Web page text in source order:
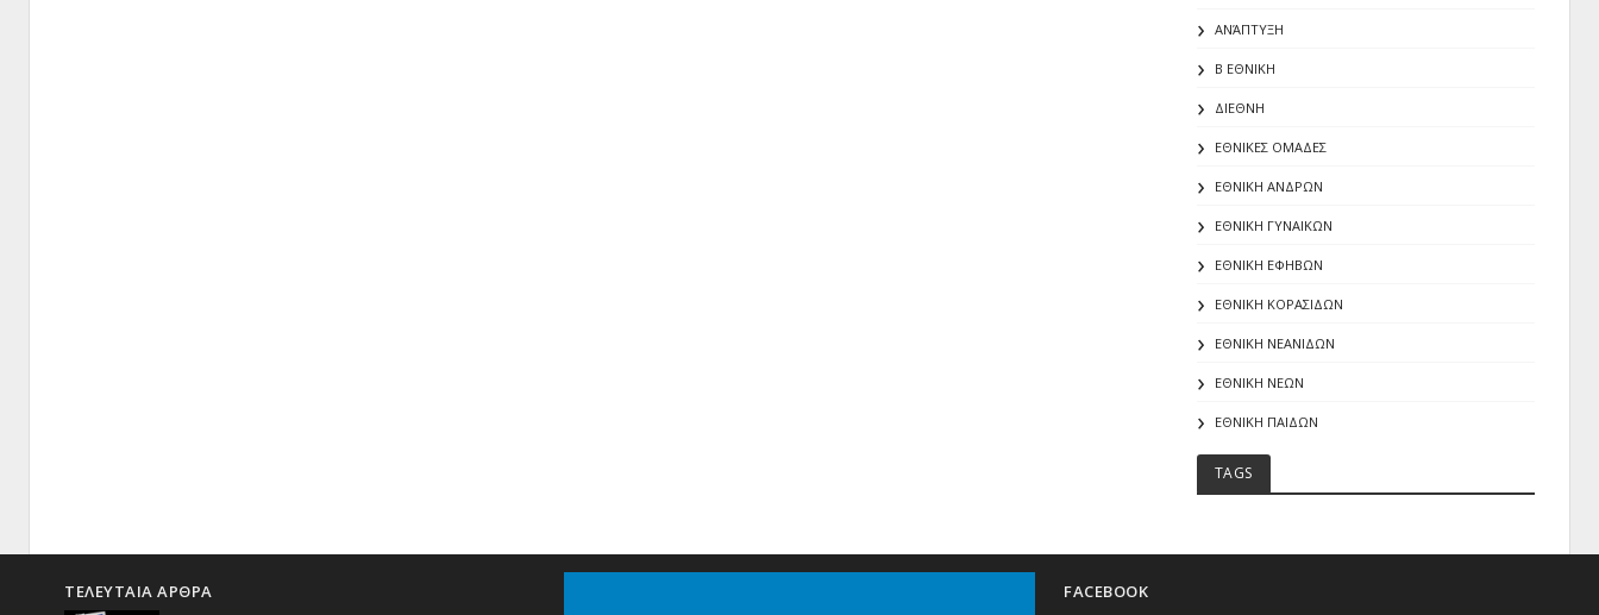
ΑΝΆΠΤΥΞΗ
Β ΕΘΝΙΚΗ
ΔΙΕΘΝΗ
ΕΘΝΙΚΕΣ ΟΜΑΔΕΣ
ΕΘΝΙΚΗ ΑΝΔΡΩΝ
ΕΘΝΙΚΗ ΓΥΝΑΙΚΩΝ
ΕΘΝΙΚΗ ΕΦΗΒΩΝ
ΕΘΝΙΚΗ ΚΟΡΑΣΙΔΩΝ
ΕΘΝΙΚΗ ΝΕΑΝΙΔΩΝ
ΕΘΝΙΚΗ ΝΕΩΝ
ΕΘΝΙΚΗ ΠΑΙΔΩΝ
TAGS
ΤΕΛΕΥΤΑΙΑ ΑΡΘΡΑ FACEBOOK